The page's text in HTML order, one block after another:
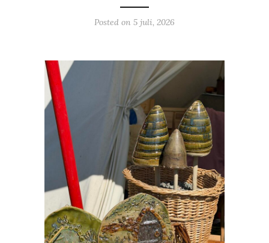
Posted on 5 juli, 2026